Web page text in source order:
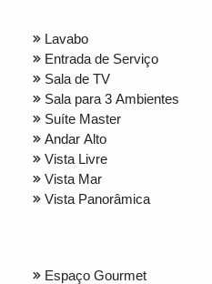
Lavabo
Entrada de Serviço
Sala de TV
Sala para 3 Ambientes
Suíte Master
Andar Alto
Vista Livre
Vista Mar
Vista Panorâmica
Espaço Gourmet